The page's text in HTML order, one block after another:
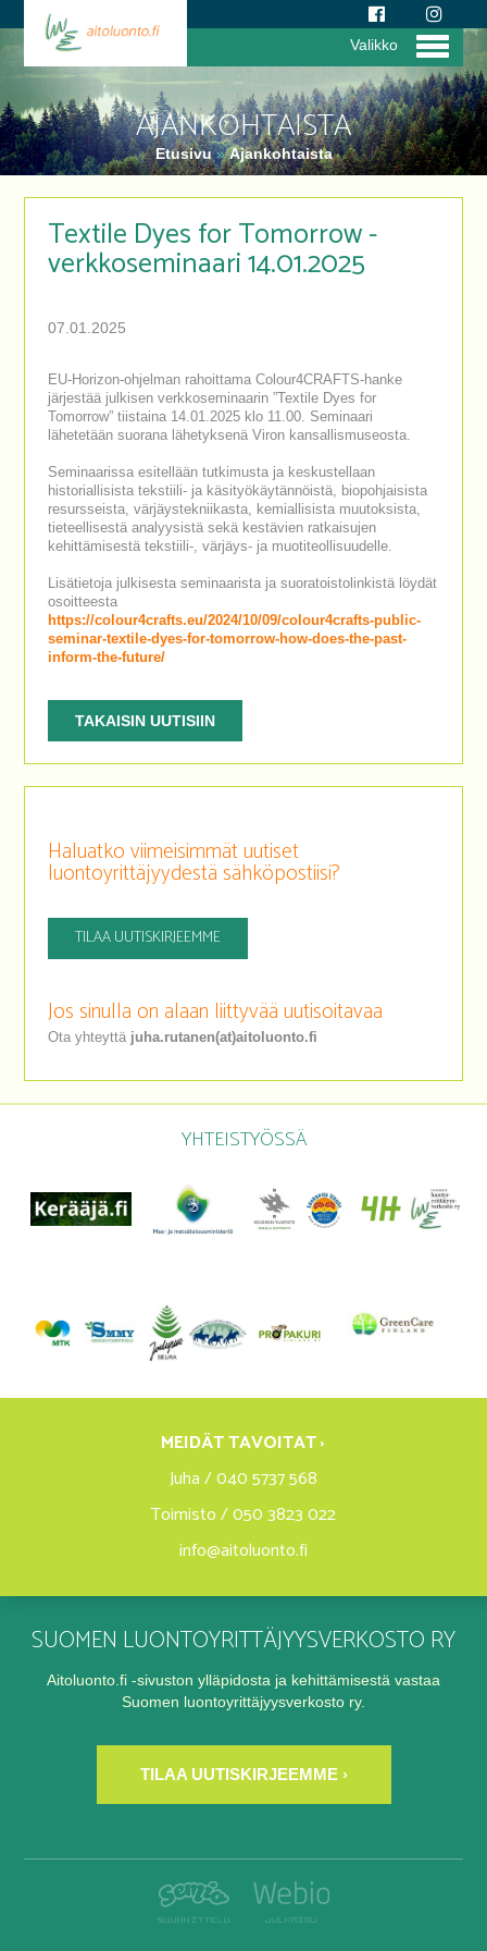
AJANKOHTAISTA
Etusivu»Ajankohtaista
Valikko
Textile Dyes for Tomorrow -
verkkoseminaari 14.01.2025
07.01.2025
EU-Horizon-ohjelman rahoittama Colour4CRAFTS-hanke
järjestää julkisen verkkoseminaarin ”Textile Dyes for
Tomorrow” tiistaina 14.01.2025 klo 11.00. Seminaari
lähetetään suorana lähetyksenä Viron kansallismuseosta.
Seminaarissa esitellään tutkimusta ja keskustellaan
historiallisista tekstiili- ja käsityökäytännöistä, biopohjaisista
resursseista, värjäystekniikasta, kemiallisista muutoksista,
tieteellisestä analyysistä sekä kestävien ratkaisujen
kehittämisestä tekstiili-, värjäys- ja muotiteollisuudelle.
Lisätietoja julkisesta seminaarista ja suoratoistolinkistä löydät
osoitteesta
https://colour4crafts.eu/2024/10/09/colour4crafts-public-
seminar-textile-dyes-for-tomorrow-how-does-the-past-
inform-the-future/
TAKAISIN UUTISIIN
Haluatko viimeisimmät uutiset
luontoyrittäjyydestä sähköpostiisi?
TILAA UUTISKIRJEEMME
Jos sinulla on alaan liittyvää uutisoitavaa
Ota yhteyttä juha.rutanen(at)aitoluonto.fi
YHTEISTYÖSSÄ
MEIDÄT TAVOITAT ›
Juha / 040 5737 568
Toimisto / 050 3823 022
info@aitoluonto.fi
SUOMEN LUONTOYRITTÄJYYSVERKOSTO RY
Aitoluonto.fi -sivuston ylläpidosta ja kehittämisestä vastaa
Suomen luontoyrittäjyysverkosto ry.
TILAA UUTISKIRJEEMME ›